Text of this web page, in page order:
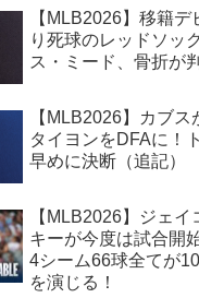
【MLB2026】移籍
り死球のレッドソッ
ス・ミード、骨折が
【MLB2026】カブス
タイヨンをDFAに！
早めに決断（追記）
【MLB2026】ジェ
キーが今度は試合開
4シーム66球全てが
を演じる！